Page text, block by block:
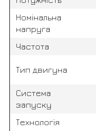
Номінальна
напруга
Частота
Тип двигуна
Система
запуску
Технологія